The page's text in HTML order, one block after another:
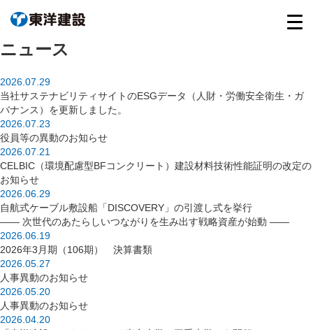
ニュース
2026.07.29
当社サステナビリティサイトのESGデータ（人財・労働安全衛生・ガ
バナンス）を更新しました。
2026.07.23
役員等の異動のお知らせ
2026.07.21
CELBIC（環境配慮型BFコンクリート）建設材料技術性能証明の改定の
お知らせ
2026.06.29
自航式ケーブル敷設船「DISCOVERY」の引渡し式を挙行
―― 次世代のあたらしいつながりを生み出す戦略資産が始動 ――
2026.06.19
2026年3月期（106期） 決算書類
2026.05.27
人事異動のお知らせ
2026.05.20
人事異動のお知らせ
2026.04.20